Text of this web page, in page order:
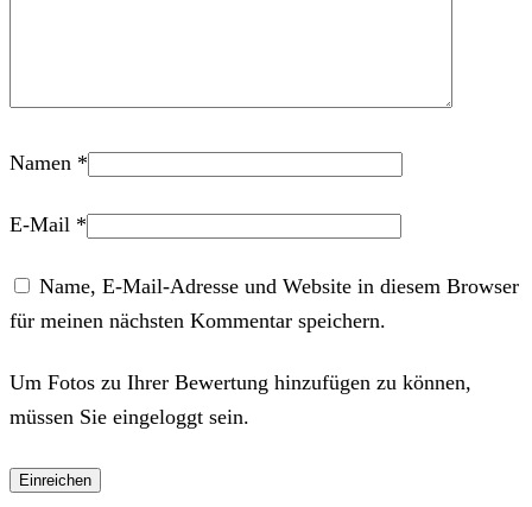
Namen *
E-Mail *
Name, E-Mail-Adresse und Website in diesem Browser
für meinen nächsten Kommentar speichern.
Um Fotos zu Ihrer Bewertung hinzufügen zu können,
müssen Sie eingeloggt sein.